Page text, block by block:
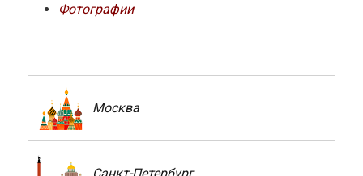
Фотографии
Москва
Санкт-Петербург